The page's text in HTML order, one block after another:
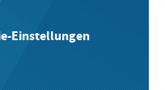
Einstellungen